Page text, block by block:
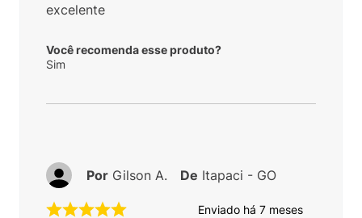
excelente
Você recomenda esse produto?
Sim
Enviado há 7 meses
Por Gilson A. De Itapaci - GO